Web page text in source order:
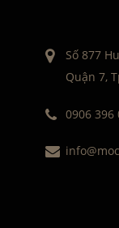
Số 877
Quận 7,
0906 396